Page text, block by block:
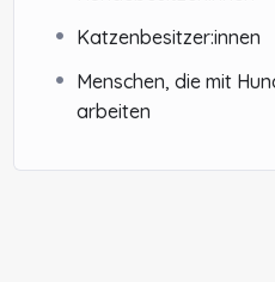
Katzenbesitzer:innen
Menschen, die mit
arbeiten